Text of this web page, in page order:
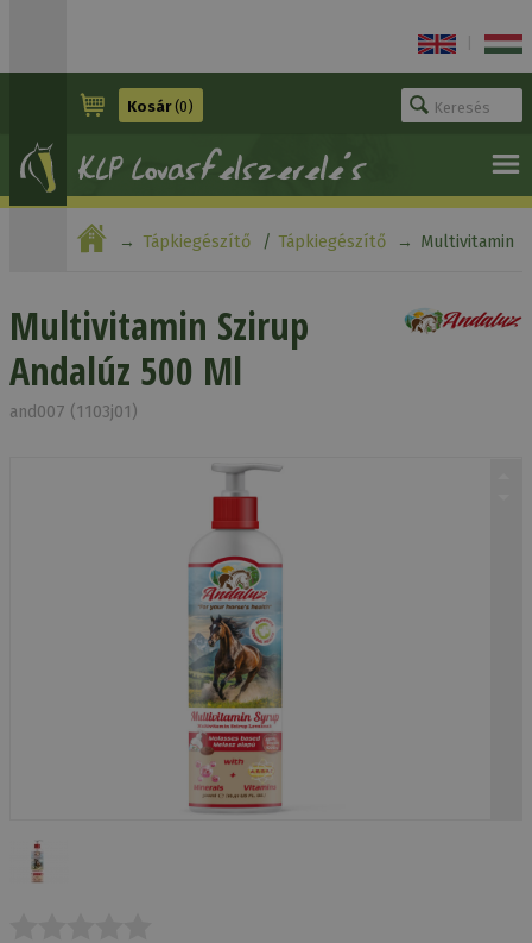
Kosár(0)
Tápkiegészítő Tápkiegészítő Multivitamin
Multivitamin Szirup
Andalúz 500 Ml
and007 (1103j01)